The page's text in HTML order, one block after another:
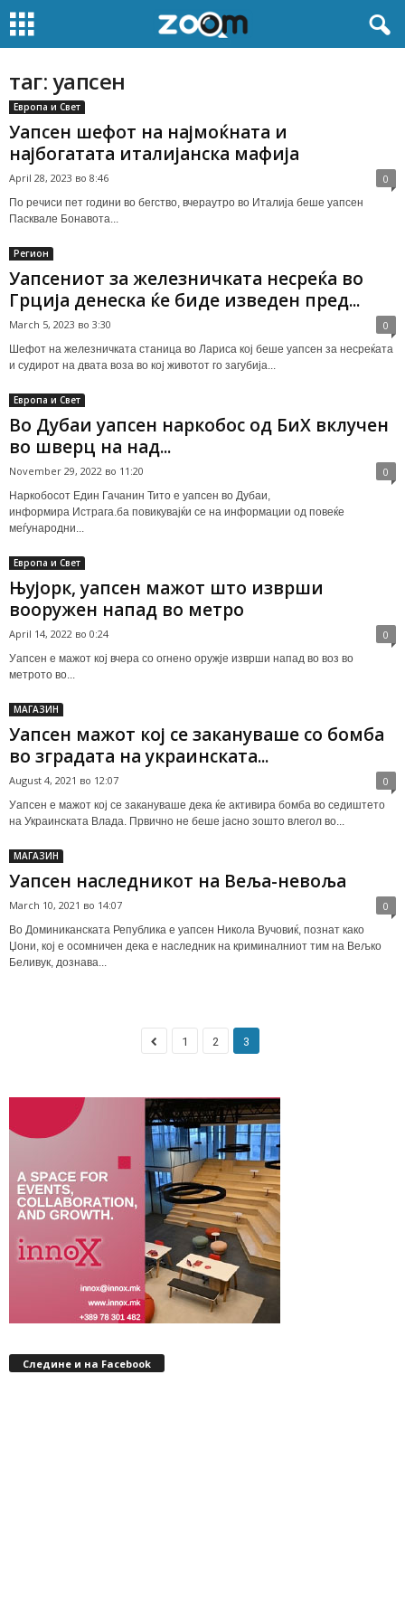
таг: уапсен
Европа и Свет
Уапсен шефот на најмоќната и
најбогатата италијанска мафија
April 28, 2023 во 8:46 0
Пo речиси пет години во бегство, вчераутро во Италија беше уапсен
Пасквале Бонавота...
Регион
Уапсениот за железничката несреќа во
Грција денеска ќе биде изведен пред...
March 5, 2023 во 3:30 0
Шефот на железничката станица во Лариса кој беше уапсен за несреќата
и судирот на двата воза во кој животот го загубија...
Европа и Свет
Во Дубаи уапсен наркобос од БиХ вклучен
во шверц на над...
November 29, 2022 во 11:20 0
Наркобосот Един Гачанин Тито е уапсен во Дубаи,
информира Истрага.ба повикувајќи се на информации од повеќе
меѓународни...
Европа и Свет
Њујорк, уапсен мажот што изврши
вооружен напад во метро
April 14, 2022 во 0:24 0
Уапсен е мажот кој вчера со огнено оружје изврши напад во воз во
метрото во...
МАГАЗИН
Уапсен мажот кој се закануваше со бомба
во зградата на украинската...
August 4, 2021 во 12:07 0
Уапсен е мажот кој се закануваше дека ќе активира бомба во седиштето
на Украинската Влада. Првично не беше јасно зошто влегол во...
МАГАЗИН
Уапсен наследникот на Веља-невоља
March 10, 2021 во 14:07 0
Во Доминиканската Република е уапсен Никола Вучовиќ, познат како
Џони, кој е осомничен дека е наследник на криминалниот тим на Вељко
Беливук, дознава...
1 2 3
Следине и на Facebook